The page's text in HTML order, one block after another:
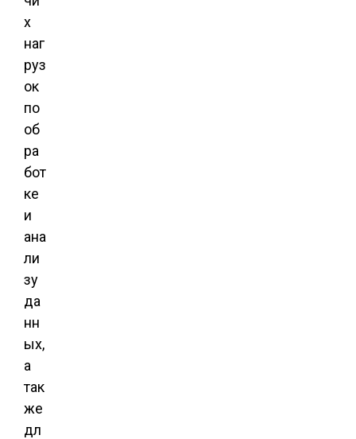
х
наг
руз
ок
по
об
ра
бот
ке
и
ана
ли
зу
да
нн
ых,
а
так
же
дл